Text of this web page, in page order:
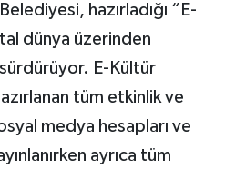
hazırladığı “E-
dünya üzerinden
E-Kültür
tüm etkinlik ve
medya hesapları ve
ayrıca tüm